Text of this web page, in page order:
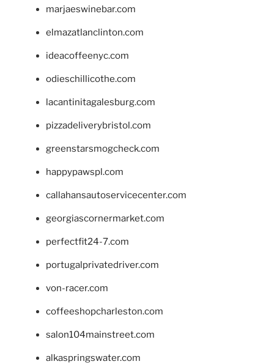
marjaeswinebar.com
elmazatlanclinton.com
ideacoffeenyc.com
odieschillicothe.com
lacantinitagalesburg.com
pizzadeliverybristol.com
greenstarsmogcheck.com
happypawspl.com
callahansautoservicecenter.com
georgiascornermarket.com
perfectfit24-7.com
portugalprivatedriver.com
von-racer.com
coffeeshopcharleston.com
salon104mainstreet.com
alkaspringswater.com